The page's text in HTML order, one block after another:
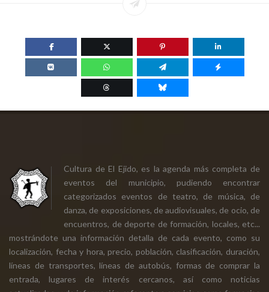
Cultura de El Ejido, es la agenda más completa de
eventos del municipio, pudiendo encontrar
categorizados eventos de teatro, de música, de
danza, de exposiciones, de audiovisuales, de ocio, de
encuentros, de deporte de formación, locales, etc...
mostrándote una información detalla de cada evento, como su
localización, fecha y hora, precio, población, clasificación, duración,
líneas de transportes, líneas de autobús, formas de comprar la
entrada, lugares de interés cercanos, así como noticias